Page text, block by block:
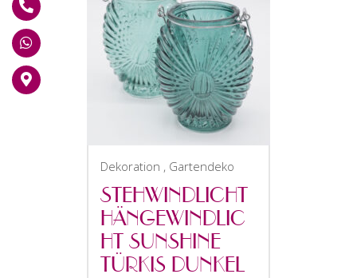
Dekoration , Gartendeko
STEHWINDLICHT
HÄNGEWINDLIC
HT SUNSHINE
TÜRKIS DUNKEL